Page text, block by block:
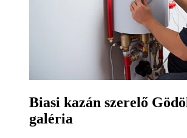
Biasi kazán szerelő
galéria